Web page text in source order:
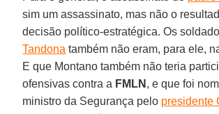
sim um assassinato, mas não o
decisão político-estratégica. Os
Tandona também não eram, para ele,
E que Montano também não teria
ofensivas contra a FMLN , e que foi
ministro da Segurança pelo presidente